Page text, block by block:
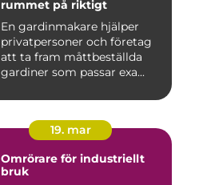
rummet på riktigt
En gardinmakare hjälper
privatpersoner och företag
att ta fram måttbeställda
gardiner som passar exa...
19. mar
Omrörare för industriellt
bruk